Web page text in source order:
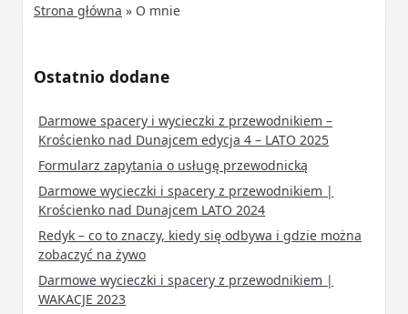
Strona główna » O mnie
Ostatnio dodane
Darmowe spacery i wycieczki z przewodnikiem –
Krościenko nad Dunajcem edycja 4 – LATO 2025
Formularz zapytania o usługę przewodnicką
Darmowe wycieczki i spacery z przewodnikiem |
Krościenko nad Dunajcem LATO 2024
Redyk – co to znaczy, kiedy się odbywa i gdzie można
zobaczyć na żywo
Darmowe wycieczki i spacery z przewodnikiem |
WAKACJE 2023